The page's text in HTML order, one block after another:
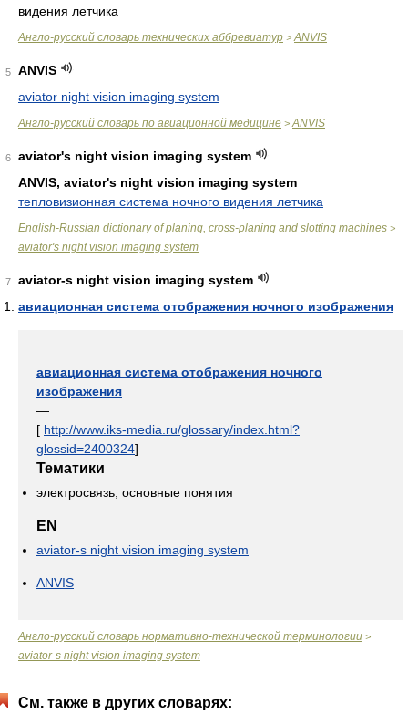
видения летчика
Англо-русский словарь технических аббревиатур > ANVIS
5
ANVIS
aviator night vision imaging system
Англо-русский словарь по авиационной медицине > ANVIS
6
aviator's night vision imaging system
ANVIS, aviator's night vision imaging system
тепловизионная система ночного видения летчика
English-Russian dictionary of planing, cross-planing and slotting machines >
aviator's night vision imaging system
7
aviator-s night vision imaging system
авиационная система отображения ночного изображения
авиационная система отображения ночного
изображения
—
[ http://www.iks-media.ru/glossary/index.html?
glossid=2400324]
Тематики
электросвязь, основные понятия
EN
aviator-s night vision imaging system
ANVIS
Англо-русский словарь нормативно-технической терминологии >
aviator-s night vision imaging system
См. также в других словарях: